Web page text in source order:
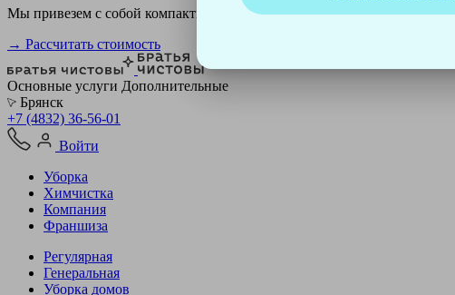
Мы привезем с собой компактный профессиональный пылесос
→ Рассчитать стоимость
Основные услуги Дополнительные
Брянск
+7 (4832) 36-56-01
Войти
Уборка
Химчистка
Компания
Франшиза
Регулярная
Генеральная
Уборка домов